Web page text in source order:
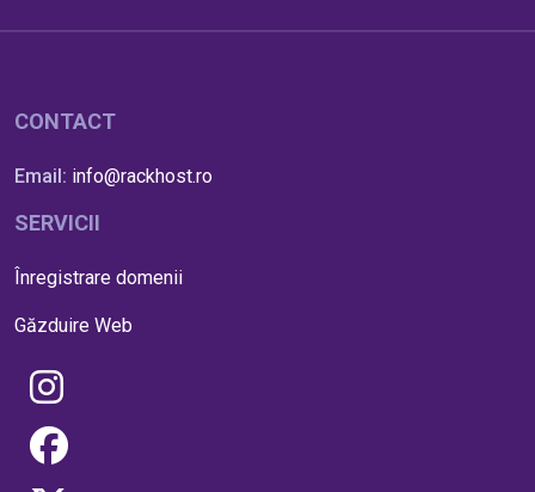
CONTACT
Email: info@rackhost.ro
SERVICII
Înregistrare domenii
Găzduire Web